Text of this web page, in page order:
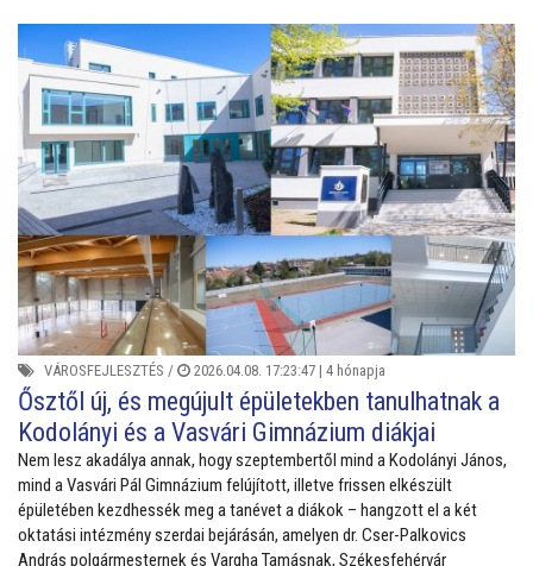
VÁROSFEJLESZTÉS / 2026.04.08. 17:23:47 | 4 hónapja
Ősztől új, és megújult épületekben tanulhatnak a
Kodolányi és a Vasvári Gimnázium diákjai
Nem lesz akadálya annak, hogy szeptembertől mind a Kodolányi János,
mind a Vasvári Pál Gimnázium felújított, illetve frissen elkészült
épületében kezdhessék meg a tanévet a diákok – hangzott el a két
oktatási intézmény szerdai bejárásán, amelyen dr. Cser-Palkovics
András polgármesternek és Vargha Tamásnak, Székesfehérvár